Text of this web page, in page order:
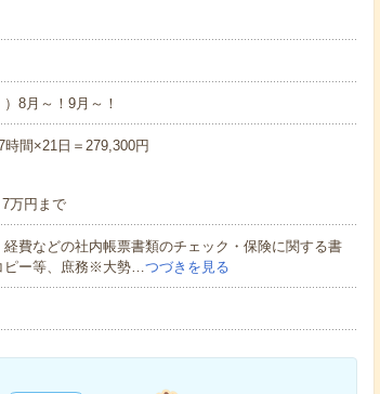
8月～！9月～！
間×21日＝279,300円
万円まで
費などの社内帳票書類のチェック・保険に関する書
ピー等、庶務※大勢…つづきを見る